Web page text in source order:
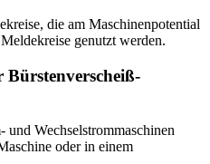
die am Maschinenpotential
genutzt werden.
Bürstenverscheiß-
und Wechselstrommaschinen
oder in einem